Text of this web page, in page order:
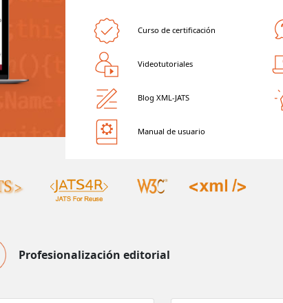
Curso de certificación
Videotutoriales
Blog XML-JATS
Manual de usuario
Profesionalización editorial